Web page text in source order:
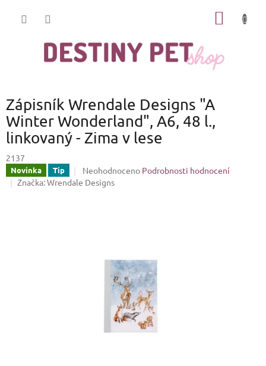
Zápisník Wrendale Designs "A
Winter Wonderland", A6, 48 l.,
linkovaný - Zima v lese
2137
Novinka Tip
Průměrné
hodnocení
Neohodnoceno Podrobnosti hodnocení
Značka:Wrendale Designs